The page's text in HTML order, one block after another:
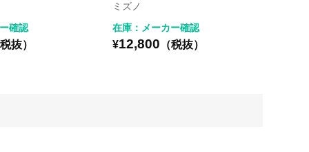
確認
抜）
ミズノ
在庫：メーカー確認
¥12,800 （税抜）